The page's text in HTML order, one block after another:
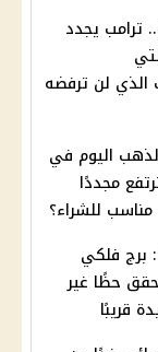
ترامب يجدد
لن ترفضه
الذهب اليوم في
5 فبراير 2025 ترتفع مجددًا
للشراء؟
توقعات كارمن شماس 2025: برج فلكي
حظًا غير
قريبًا